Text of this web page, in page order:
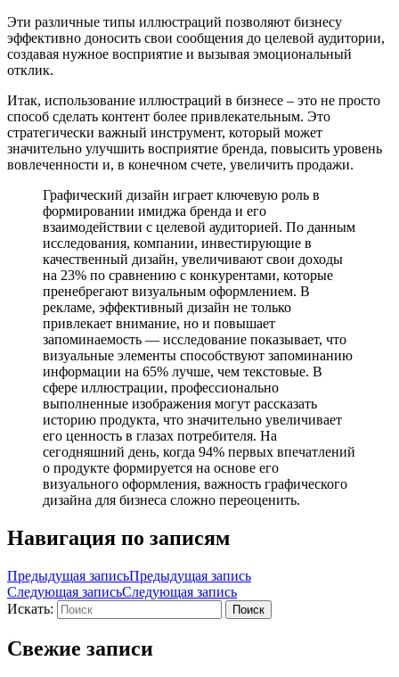
Эти различные типы иллюстраций позволяют бизнесу
эффективно доносить свои сообщения до целевой аудитории,
создавая нужное восприятие и вызывая эмоциональный
отклик.
Итак, использование иллюстраций в бизнесе – это не просто
способ сделать контент более привлекательным. Это
стратегически важный инструмент, который может
значительно улучшить восприятие бренда, повысить уровень
вовлеченности и, в конечном счете, увеличить продажи.
Графический дизайн играет ключевую роль в
формировании имиджа бренда и его
взаимодействии с целевой аудиторией. По данным
исследования, компании, инвестирующие в
качественный дизайн, увеличивают свои доходы
на 23% по сравнению с конкурентами, которые
пренебрегают визуальным оформлением. В
рекламе, эффективный дизайн не только
привлекает внимание, но и повышает
запоминаемость — исследование показывает, что
визуальные элементы способствуют запоминанию
информации на 65% лучше, чем текстовые. В
сфере иллюстрации, профессионально
выполненные изображения могут рассказать
историю продукта, что значительно увеличивает
его ценность в глазах потребителя. На
сегодняшний день, когда 94% первых впечатлений
о продукте формируется на основе его
визуального оформления, важность графического
дизайна для бизнеса сложно переоценить.
Навигация по записям
Предыдущая записьПредыдущая запись
Следующая записьСледующая запись
Искать:
Поиск
Свежие записи